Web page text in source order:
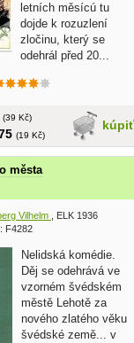
letních měsícú tu
dojde k rozuzlení
zločinu, který se
odehrál před 20...
kúpiť
(39 Kč)
(19 Kč)
města
Vilhelm
, ELK 1936
F4282
Nelidská komédie.
Děj se odehrává ve
vzorném švédském
městě Lehotě za
nového zlatého věku
švédské země... v